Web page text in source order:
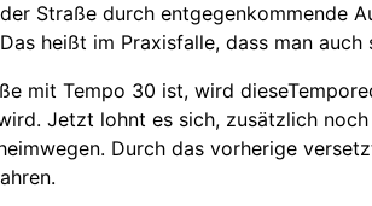
Straße durch entgegenkommende
heißt im Praxisfalle, dass man
mit Tempo 30 ist, wird
Jetzt lohnt es sich, zusätzlich
Durch das vorherige